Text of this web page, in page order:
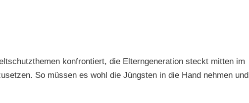
konfrontiert, die Elterngeneration steckt mitten im
So müssen es wohl die Jüngsten in die Hand nehmen und